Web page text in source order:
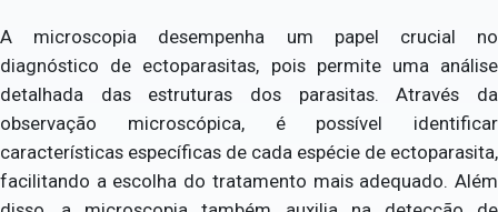
A microscopia desempenha um papel crucial no
diagnóstico de ectoparasitas, pois permite uma análise
detalhada das estruturas dos parasitas. Através da
observação microscópica, é possível identificar
características específicas de cada espécie de ectoparasita,
facilitando a escolha do tratamento mais adequado. Além